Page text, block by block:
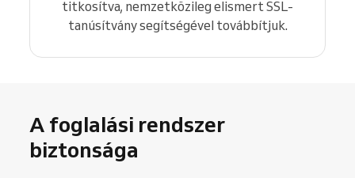
titkosítva, nemzetközileg elismert SSL-
tanúsítvány segítségével továbbítjuk.
A foglalási rendszer
biztonsága